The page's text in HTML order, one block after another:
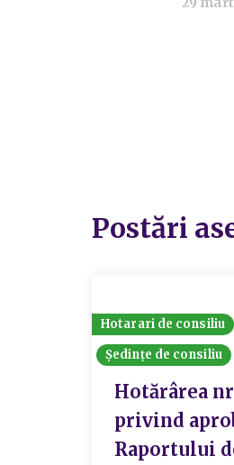
Postări
Hotarari de consiliu
Ședințe de consiliu
Hotărârea
privind
Raportului